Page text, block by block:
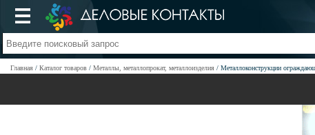
Главная Каталог товаров Металлы, металлопрокат, металлоизделия Металлоконструкции